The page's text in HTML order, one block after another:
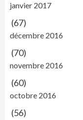
janvier 2017
(67)
décembre 2016
(70)
novembre 2016
(60)
octobre 2016
(56)